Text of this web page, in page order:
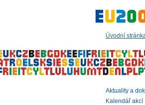
Úvodní
hlavní
|
navigaci
|
vyhledávání
Aktuality a
Kalendář akcí